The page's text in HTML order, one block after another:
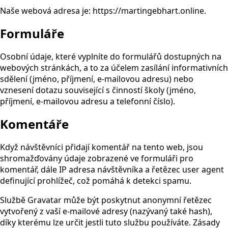
Naše webová adresa je: https://martingebhart.online.
Formuláře
Osobní údaje, které vyplníte do formulářů dostupných na
webových stránkách, a to za účelem zasílání informativních
sdělení (jméno, příjmení, e-mailovou adresu) nebo
vznesení dotazu související s činností školy (jméno,
příjmení, e-mailovou adresu a telefonní číslo).
Komentáře
Když návštěvníci přidají komentář na tento web, jsou
shromažďovány údaje zobrazené ve formuláři pro
komentář, dále IP adresa návštěvníka a řetězec user agent
definující prohlížeč, což pomáhá k detekci spamu.
Službě Gravatar může být poskytnut anonymní řetězec
vytvořený z vaší e-mailové adresy (nazývaný také hash),
díky kterému lze určit jestli tuto službu používáte. Zásady